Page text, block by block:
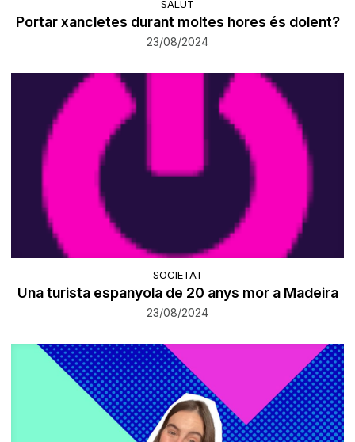
SALUT
Portar xancletes durant moltes hores és dolent?
23/08/2024
SOCIETAT
Una turista espanyola de 20 anys mor a Madeira
23/08/2024